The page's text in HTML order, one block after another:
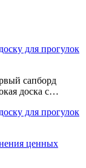
для прогулок
сапборд
доска с…
для прогулок
ценных